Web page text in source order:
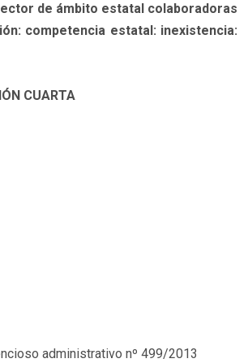
de ámbito estatal colaboradoras
competencia estatal: inexistencia:
CUARTA
administrativo nº 499/2013